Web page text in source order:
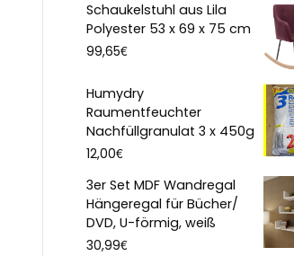
Schaukelstuhl aus Lila
Polyester 53 x 69 x 75 cm
99,65€
Humydry
Raumentfeuchter
Nachfüllgranulat 3 x 450g
12,00€
3er Set MDF Wandregal
Hängeregal für Bücher/
DVD, U-förmig, weiß
30,99€